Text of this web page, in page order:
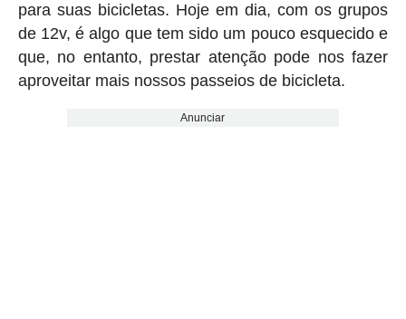
para suas bicicletas. Hoje em dia, com os grupos
de 12v, é algo que tem sido um pouco esquecido e
que, no entanto, prestar atenção pode nos fazer
aproveitar mais nossos passeios de bicicleta.
Anunciar